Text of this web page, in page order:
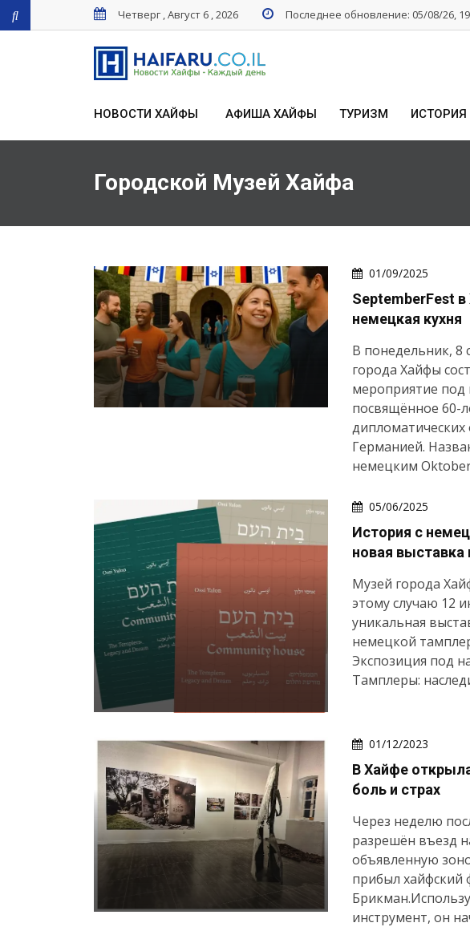
Четверг , Август 6 , 2026 Последнее обновление: 05/08/26,
НОВОСТИ ХАЙФЫ АФИША ХАЙФЫ ТУРИЗМ
Городской Музей Хайфа
01/09/2025
SeptemberFest
немецкая кухня
В понедельник, 8
города Хайфы
мероприятие под
посвящённое 60-
Германией.
немецким
05/06/2025
История с
новая выставка
Музей города
этому случаю 12
уникальная
немецкой
Экспозиция под
Тамплеры:
01/12/2023
В Хайфе
боль и страх
Через неделю
разрешён въезд
объявленную
прибыл хайфский
инструмент, он